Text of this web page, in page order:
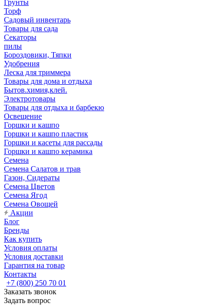
Грунты
Торф
Садовый инвентарь
Товары для сада
Секаторы
пилы
Бороздовики, Тяпки
Удобрения
Леска для триммера
Товары для дома и отдыха
Бытов.химия,клей.
Электротовары
Товары для отдыха и барбекю
Освещение
Горшки и кашпо
Горшки и кашпо пластик
Горшки и касеты для рассады
Горшки и кашпо керамика
Семена
Семена Салатов и трав
Газон, Сидераты
Семена Цветов
Семена Ягод
Семена Овощей
Акции
Блог
Бренды
Как купить
Условия оплаты
Условия доставки
Гарантия на товар
Контакты
+7 (800) 250 70 01
Заказать звонок
Задать вопрос